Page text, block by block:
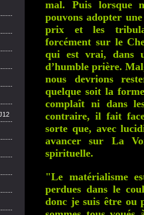
mal. Puis lorsque
pouvons adopter
prix et les
forcément sur le
qui est vrai, dans
d’humble prière.
nous devrions
quelque soit la
complaît ni dans
contraire, il fait
sorte que, avec
avancer sur La
spirituelle.
"Le matérialisme
perdues dans le
donc je suis être ou